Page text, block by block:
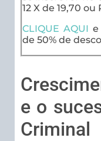
12 X de 19,70 ou
CLIQUE AQUI e
de 50% de
e o
Criminal